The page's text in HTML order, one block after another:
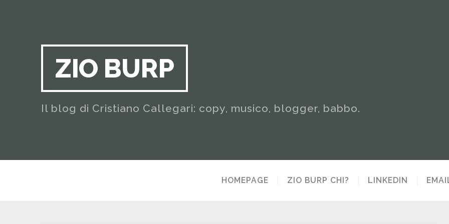
ZIO BURP
Il blog di Cristiano Callegari: copy, musico, blogger, babbo.
HOMEPAGE ZIO BURP CHI? LINKEDIN